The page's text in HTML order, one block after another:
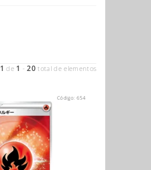
1 de 1 -20 total de elementos
Código: 654